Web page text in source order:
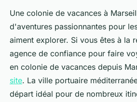
Une colonie de vacances à
d'aventures passionnantes pour
aiment explorer. Si vous êtes à la
agence de confiance pour faire
en colonie de vacances depuis
site. La ville portuaire
départ idéal pour de nombreux